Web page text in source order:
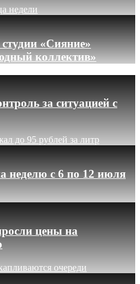
недели
«Сияние»
коллектив»
за ситуацией с
до 95 рублей за литр
неделю с 6 по 12 июля
цены на
очереди